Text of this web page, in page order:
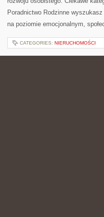
Poradnictwo Rodzinne
na poziomie emocjonalnym,
CATEGORIES: NIERUCHOMOŚCI